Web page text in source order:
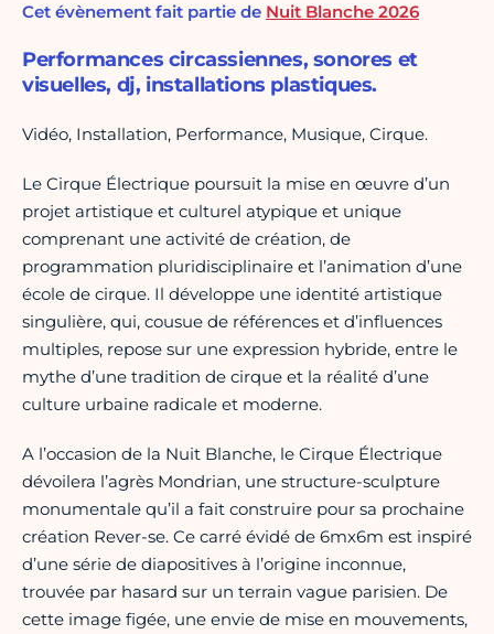
Cet évènement fait partie de Nuit Blanche 2026
Performances circassiennes, sonores et
visuelles, dj, installations plastiques.
Vidéo, Installation, Performance, Musique, Cirque.
Le Cirque Électrique poursuit la mise en œuvre d’un
projet artistique et culturel atypique et unique
comprenant une activité de création, de
programmation pluridisciplinaire et l’animation d’une
école de cirque. Il développe une identité artistique
singulière, qui, cousue de références et d’influences
multiples, repose sur une expression hybride, entre le
mythe d’une tradition de cirque et la réalité d’une
culture urbaine radicale et moderne.
A l’occasion de la Nuit Blanche, le Cirque Électrique
dévoilera l’agrès Mondrian, une structure-sculpture
monumentale qu’il a fait construire pour sa prochaine
création Rever-se. Ce carré évidé de 6mx6m est inspiré
d’une série de diapositives à l’origine inconnue,
trouvée par hasard sur un terrain vague parisien. De
cette image figée, une envie de mise en mouvements,